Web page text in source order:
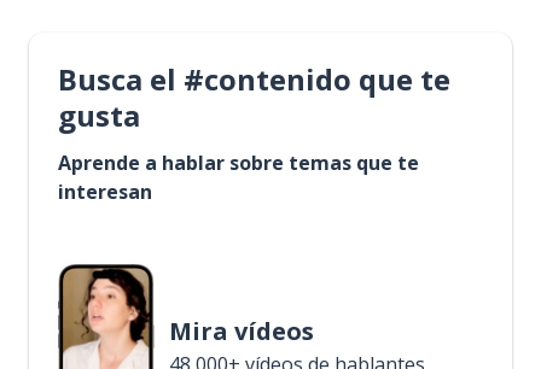
Busca el #contenido que te
gusta
Aprende a hablar sobre temas que te
interesan
Mira vídeos